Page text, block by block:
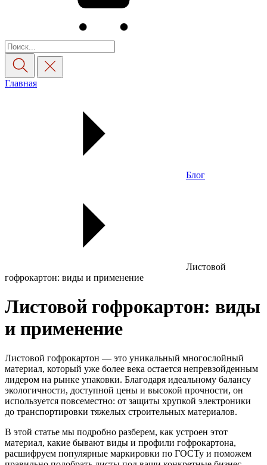
Главная
Блог
Листовой
гофрокартон: виды и применение
Листовой гофрокартон: виды
и применение
Листовой гофрокартон — это уникальный многослойный
материал, который уже более века остается непревзойденным
лидером на рынке упаковки. Благодаря идеальному балансу
экологичности, доступной цены и высокой прочности, он
используется повсеместно: от защиты хрупкой электроники
до транспортировки тяжелых строительных материалов.
В этой статье мы подробно разберем, как устроен этот
материал, какие бывают виды и профили гофрокартона,
расшифруем популярные маркировки по ГОСТу и поможем